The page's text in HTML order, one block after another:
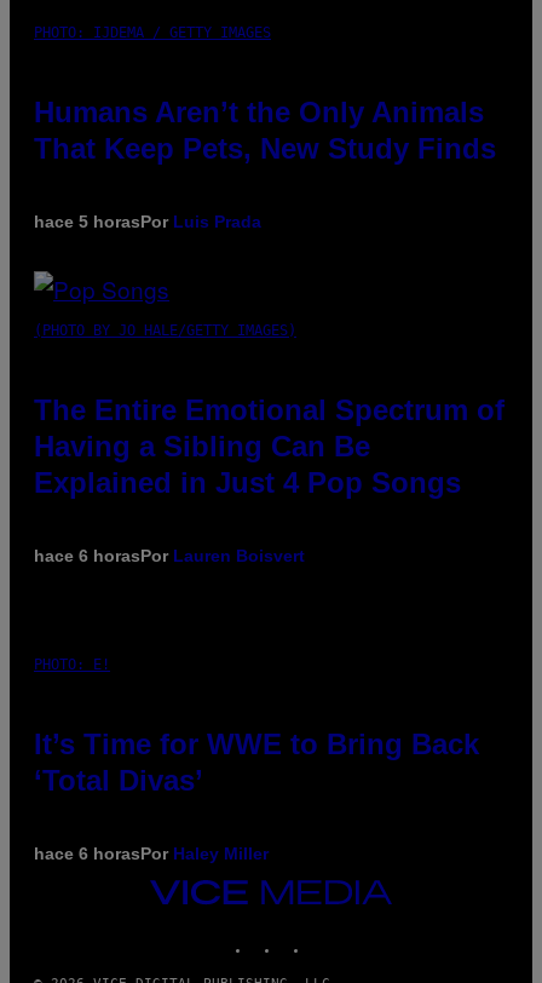
PHOTO: IJDEMA / GETTY IMAGES
Humans Aren’t the Only Animals
That Keep Pets, New Study Finds
hace 5 horasPor Luis Prada
(PHOTO BY JO HALE/GETTY IMAGES)
The Entire Emotional Spectrum of
Having a Sibling Can Be
Explained in Just 4 Pop Songs
hace 6 horasPor Lauren Boisvert
PHOTO: E!
It’s Time for WWE to Bring Back
‘Total Divas’
hace 6 horasPor Haley Miller
VICE
MEDIA